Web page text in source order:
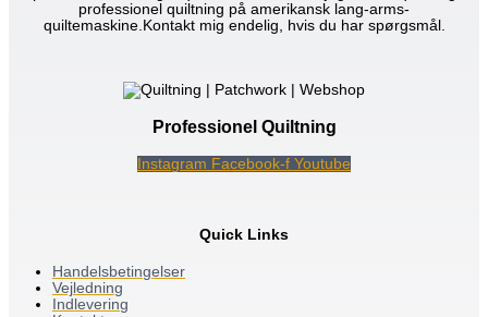
professionel quiltning på amerikansk lang-arms-
quiltemaskine.Kontakt mig endelig, hvis du har spørgsmål.
Professionel Quiltning
Instagram Facebook-f Youtube
Quick Links
Handelsbetingelser
Vejledning
Indlevering